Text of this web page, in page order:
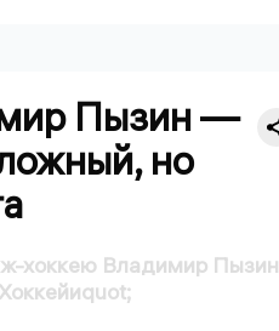
Пызин —
но
хоккею Владимир Пызин